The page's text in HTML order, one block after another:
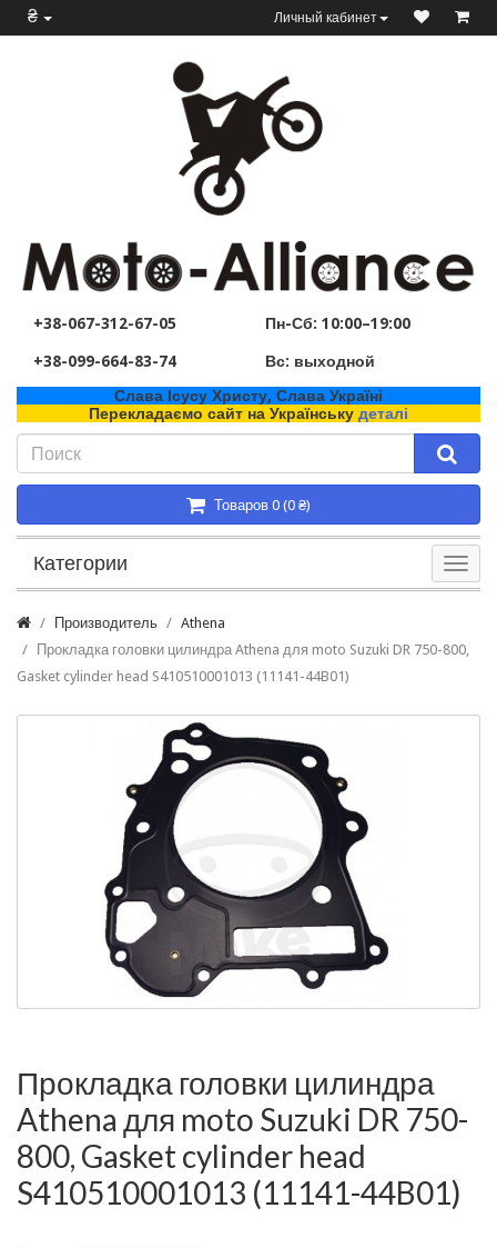
₴ Личный кабинет
+38-067-312-67-05
+38-099-664-83-74
Пн-Сб: 10:00–19:00
Вс: выходной
Слава Ісусу Христу, Слава Україні
Перекладаємо сайт на Українську деталі
Товаров 0 (0 ₴)
Категории
Производитель
Athena
Прокладка головки цилиндра Athena для moto Suzuki DR 750-800,
Gasket cylinder head S410510001013 (11141-44B01)
Прокладка головки цилиндра
Athena для moto Suzuki DR 750-
800, Gasket cylinder head
S410510001013 (11141-44B01)